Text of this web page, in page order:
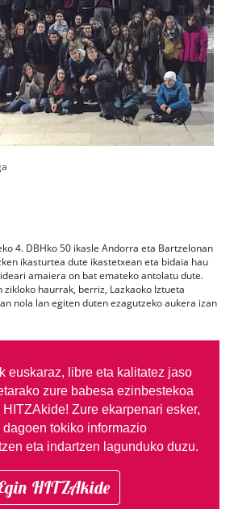
4. DBHko 50 ikasle Andorra eta Bartzelonan
ikasturtea dute ikastetxean eta bidaia hau
amaiera on bat emateko antolatu dute.
zikloko haurrak, berriz, Lazkaoko Iztueta
nola lan egiten duten ezagutzeko aukera izan
euskaraz, libre eta kalitatez jaso
zure babesa ezinbestekoa
Zure ekarpenari esker,
tokiko informazio
eta indartzen lagunduko duzu.
HITZAkide